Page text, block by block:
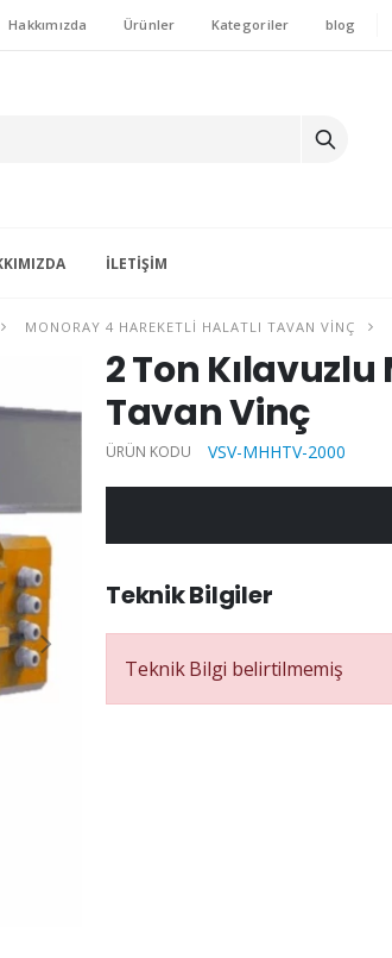
Hakkımızda Ürünler Kategoriler blog
İLETIŞIM
MONORAY 4 HAREKETLI HALATLI TAVAN VINÇ
2 Ton
Tavan Vinç
ÜRÜN KODU VSV-MHHTV-2000
Teknik Bilgiler
Teknik Bilgi belirtilmemiş